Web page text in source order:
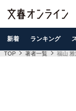
新着 ランキング
TOP 著者一覧 福山